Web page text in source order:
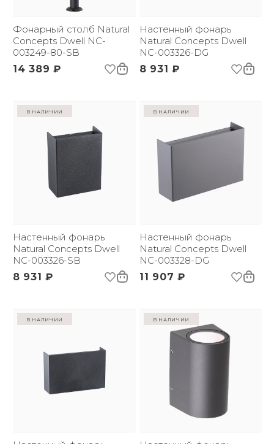
Фонарный столб Natural
Concepts Dwell NC-
003249-80-SB
14 389 ₽
Настенный фонарь
Natural Concepts Dwell
NC-003326-DG
8 931 ₽
в наличии
Настенный фонарь
Natural Concepts Dwell
NC-003326-SB
8 931 ₽
в наличии
Настенный фонарь
Natural Concepts Dwell
NC-003328-DG
11 907 ₽
в наличии в наличии